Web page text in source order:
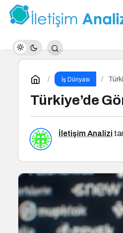
İş Dünyası
Türkiye’de
İletişim Analizi